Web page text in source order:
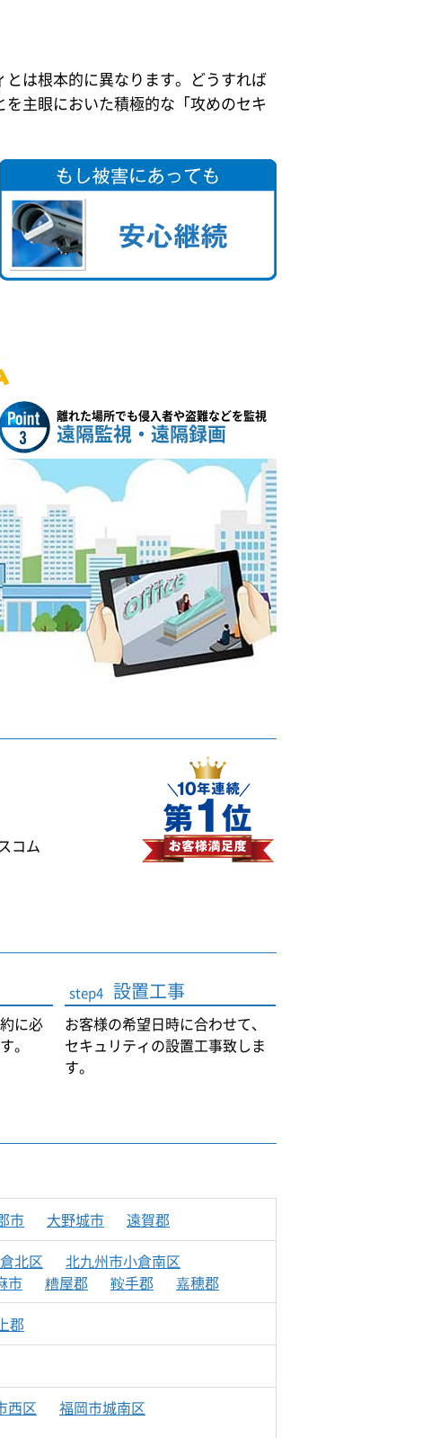
とは根本的に異なります。どうすれば
主眼においた積極的な「攻めのセキ
離れた場所でも侵入者や盗難などを監視
遠隔監視・遠隔録画
コム
に必
。
step4 設置工事
お客様の希望日時に合わせて、
セキュリティの設置工事致しま
す。
市 大野城市 遠賀郡
北区
北九州市小倉南区
市 糟屋郡 鞍手郡
嘉穂郡
郡
西区
福岡市城南区